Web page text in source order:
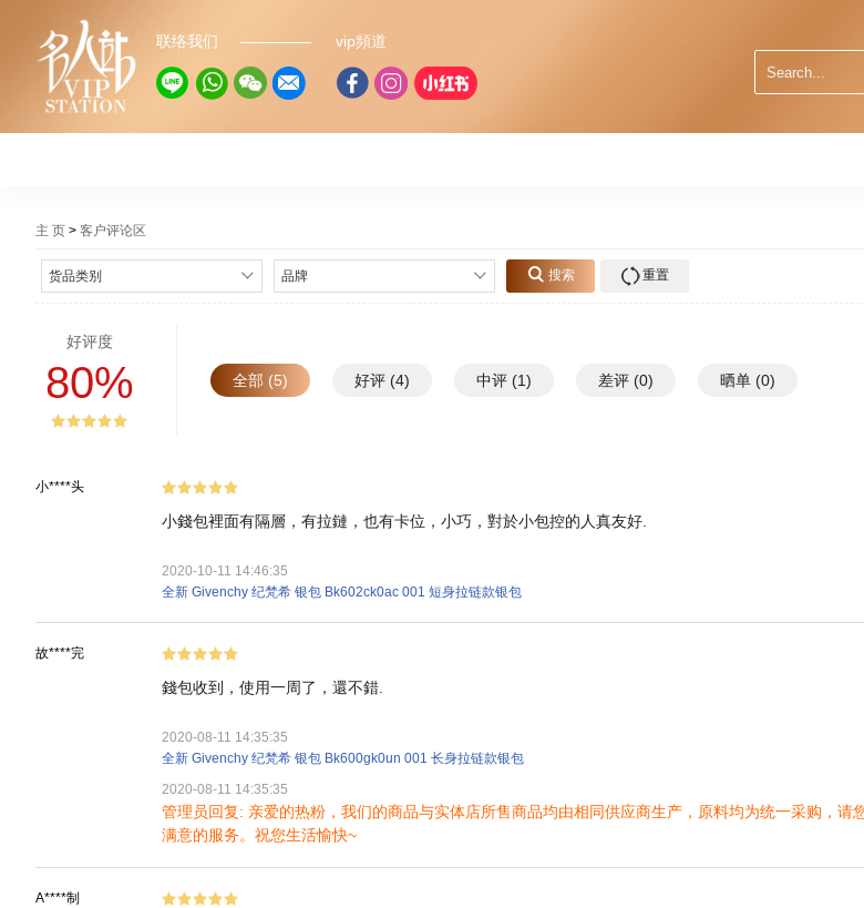
联络我们 vip頻道
主 页 客户评论区
货品类别 品牌 搜索 重置
好评度
80% 全部 (5) 好评 (4) 中评 (1) 差评 (0) 晒单 (0)
小****头
小錢包裡面有隔層，有拉鏈，也有卡位，小巧，對於小包控的人真友好.
2020-10-11 14:46:35
全新 Givenchy 纪梵希 银包 Bk602ck0ac 001 短身拉链款银包
故****完
錢包收到，使用一周了，還不錯.
2020-08-11 14:35:35
全新 Givenchy 纪梵希 银包 Bk600gk0un 001 长身拉链款银包
2020-08-11 14:35:35
管理员回复: 亲爱的热粉，我们的商品与实体店所售商品均由相同供应商生产，原料均为统一采购，
满意的服务。祝您生活愉快~
A****制